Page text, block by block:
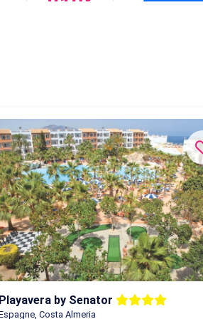
859€
919€ Réservez
929€ Réservez
1019€ Réservez
Playavera by Senator
Costa Almeria